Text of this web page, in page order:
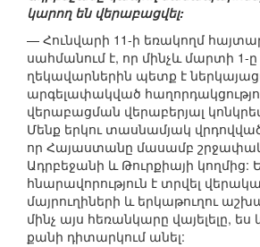
կարող են վերաբացվել:
— Հունվարի 11-ի եռակողմ
սահմանում է, որ մինչև մարտի 1-ը
ղեկավարներին պետք է
արգելափակված
վերաբացման վերաբերյալ
Մենք երկու տասնամյակ
որ Հայաստանը մասամբ
Ադրբեջանի և Թուրքիայի կողմից:
հնարավորություն է տրվել
մայրուղիների և երկաթուղու
մինչ այս հեռանկարը վայելելը,
քանի դիտարկում անել: